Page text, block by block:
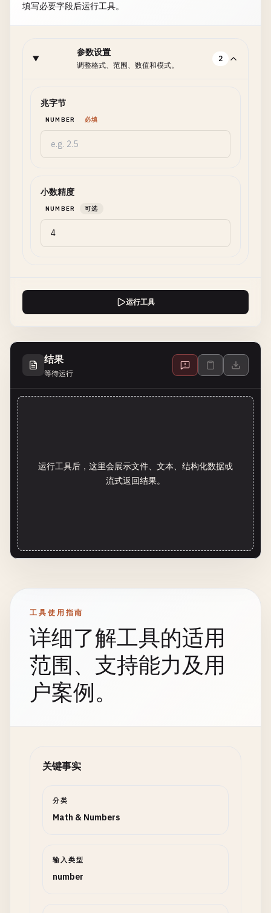
填写必要字段后运行工具。
参数设置
调整格式、范围、数值和模式。
2
兆字节
NUMBER 必填
小数精度
NUMBER 可选
运行工具
结果
等待运行
运行工具后，这里会展示文件、文本、结构化数据或
流式返回结果。
工具使用指南
详细了解工具的适用
范围、支持能力及用
户案例。
关键事实
分类
Math & Numbers
输入类型
number